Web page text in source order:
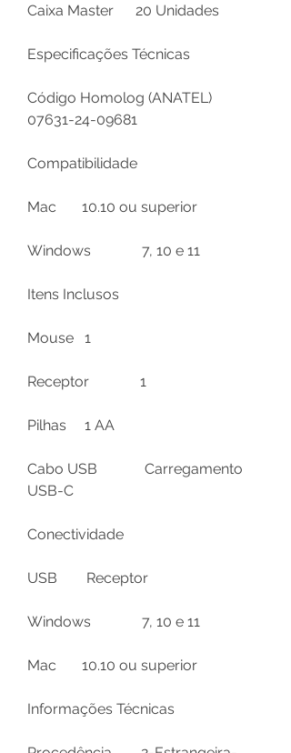
Caixa Master 20 Unidades
Especificações Técnicas
Código Homolog (ANATEL)
07631-24-09681
Compatibilidade
Mac 10.10 ou superior
Windows 7, 10 e 11
Itens Inclusos
Mouse 1
Receptor 1
Pilhas 1 AA
Cabo USB
Carregamento
USB-C
Conectividade
USB Receptor
Windows 7, 10 e 11
Mac 10.10 ou superior
Informações Técnicas